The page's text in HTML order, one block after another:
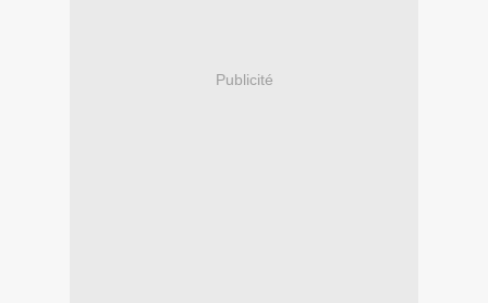
Publicité